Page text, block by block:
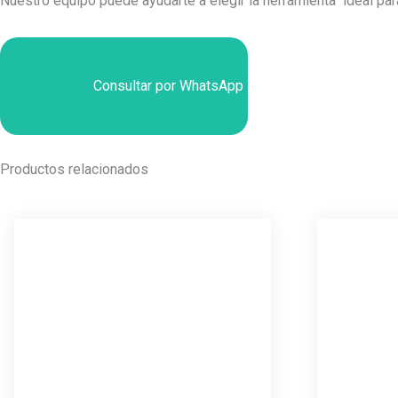
Consultar por WhatsApp
Productos relacionados